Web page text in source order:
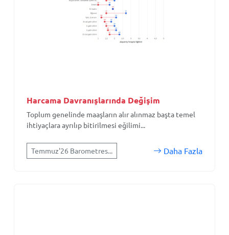
Harcama Davranışlarında Değişim
Toplum genelinde maaşların alır alınmaz başta temel
ihtiyaçlara ayrılıp bitirilmesi eğilimi...
Temmuz'26 Barometres... Daha Fazla